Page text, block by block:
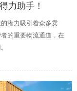
力助手！
潜力吸引着众多卖
的重要物流通道，在